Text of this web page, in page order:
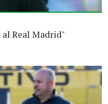
al Real Madrid"